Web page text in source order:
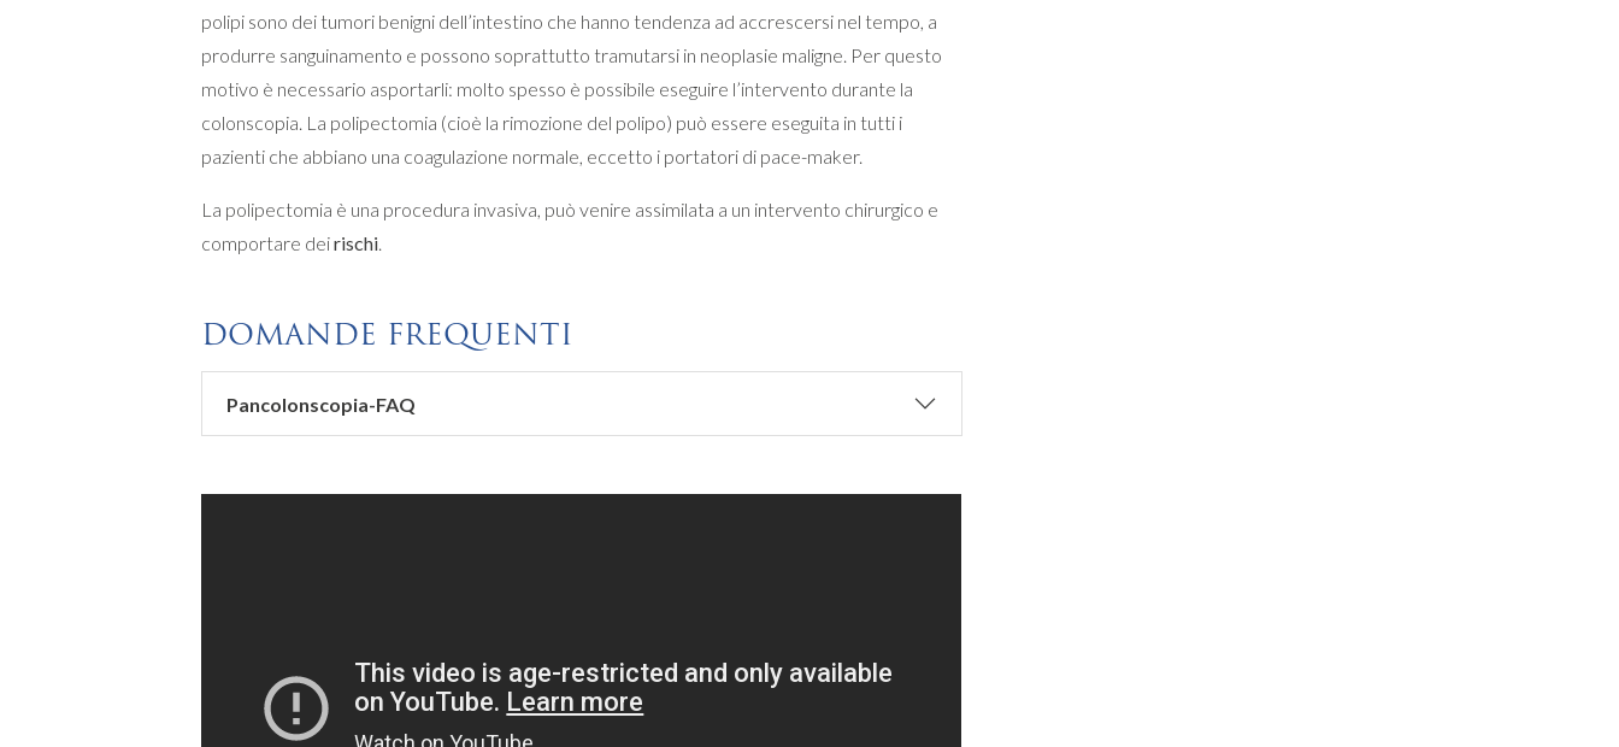
polipi sono dei tumori benigni dell’intestino che hanno tendenza ad accrescersi nel tempo, a
produrre sanguinamento e possono soprattutto tramutarsi in neoplasie maligne. Per questo
motivo è necessario asportarli: molto spesso è possibile eseguire l’intervento durante la
colonscopia. La polipectomia (cioè la rimozione del polipo) può essere eseguita in tutti i
pazienti che abbiano una coagulazione normale, eccetto i portatori di pace-maker.
La polipectomia è una procedura invasiva, può venire assimilata a un intervento chirurgico e
comportare deirischi.
DOMANDE FREQUENTI
Pancolonscopia-FAQ